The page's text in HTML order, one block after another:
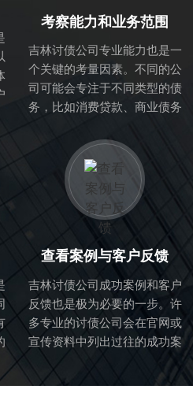
考察能力和业务范围
吉林讨债公司专业能力也是一
个关键的考量因素。不同的公
司可能会专注于不同类型的债
务，比如消费贷款、商业债务
范围与专业能力，可以帮助你
判断他们是否适合处理你的具
体债务问题。
查看案例与客户反馈
吉林讨债公司成功案例和客户
反馈也是极为必要的一步。许
多专业的讨债公司会在官网或
宣传资料中列出过往的成功案
例，这能够直观地展示他们的
专业能力与过往成绩。同时，